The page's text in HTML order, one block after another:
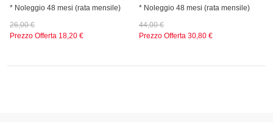
* Noleggio 48 mesi (rata mensile)
26,00 €
Prezzo Offerta 18,20 €
* Noleggio 48 mesi (rata mensile)
44,00 €
Prezzo Offerta 30,80 €